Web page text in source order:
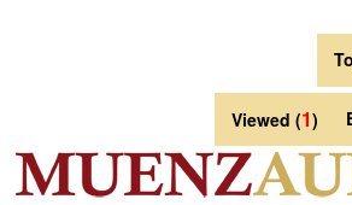
Viewed (1)